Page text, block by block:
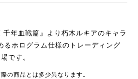
年血戦篇』より朽木ルキアのキャラ
るホログラム仕様のトレーディング
です。
の商品とは多少異なります。